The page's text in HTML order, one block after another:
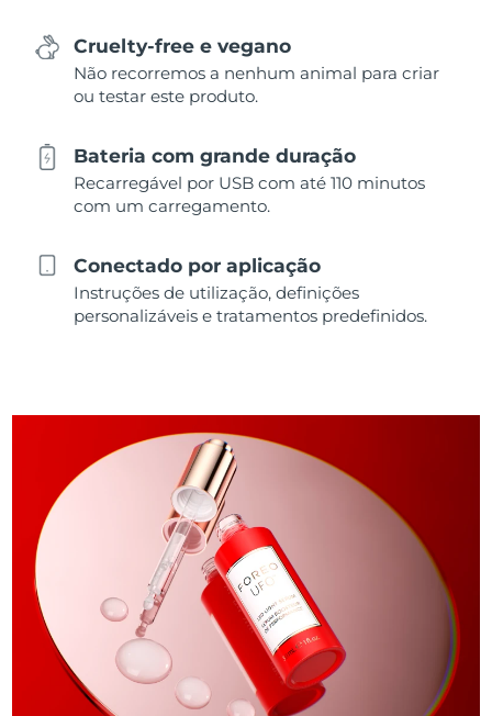
Cruelty-free e vegano
Não recorremos a nenhum animal para criar
ou testar este produto.
Bateria com grande duração
Recarregável por USB com até 110 minutos
com um carregamento.
Conectado por aplicação
Instruções de utilização, definições
personalizáveis e tratamentos predefinidos.